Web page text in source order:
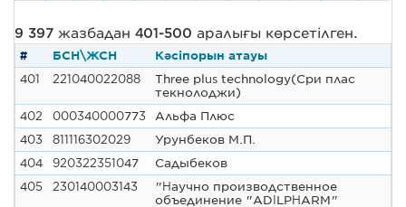
9 397 жазбадан 401-500 аралығы көрсетілген.
# БСН\ЖСН
Кәсіпорын атауы
401
221040022088
Three plus technology(Сри плас
текнолоджи)
402
000340000773
Альфа Плюс
403
811116302029
Урунбеков М.П.
404
920322351047
Садыбеков
405
230140003143
"Научно производственное
объединение "ADILPHARM"